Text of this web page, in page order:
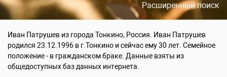
Расширенный поиск
Иван Патрушев из города Тонкино, Россия. Иван Патрушев
родился 23.12.1996 в г.Тонкино и сейчас ему 30 лет. Семейное
положение - в гражданском браке. Данные взяты из
общедоступных баз данных интернета.